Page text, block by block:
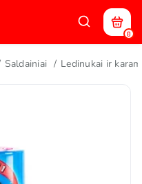
0
Saldainiai Ledinukai ir